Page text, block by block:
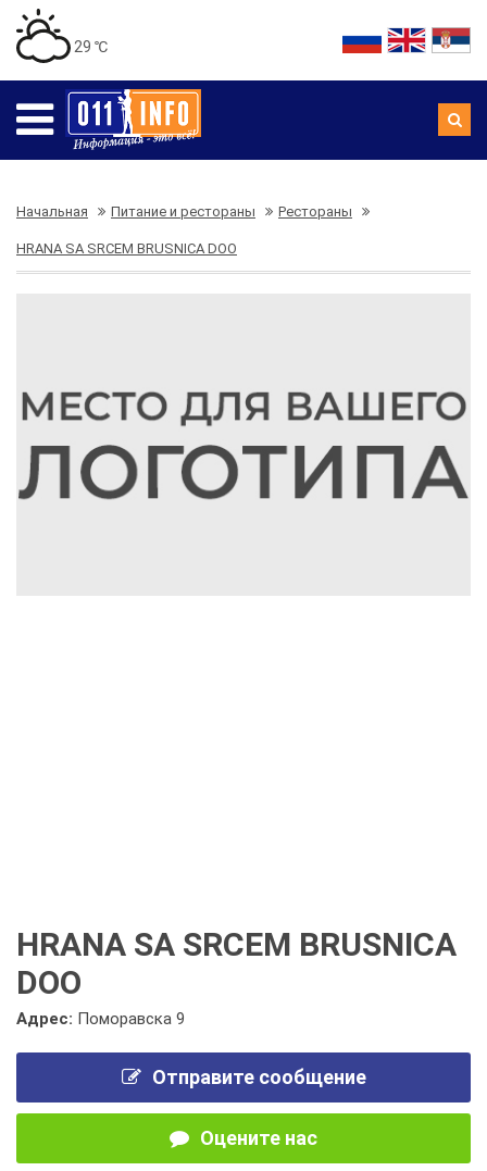
29 ℃
Начальная Питание и рестораны Рестораны
HRANA SA SRCEM BRUSNICA DOO
HRANA SA SRCEM BRUSNICA
DOO
Адрес: Поморавска 9
Отправите сообщение
Оцените нас